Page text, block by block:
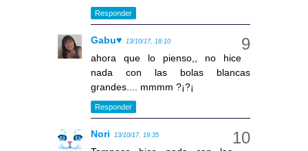
Responder
Gabu♥ 13/10/17, 18:10
ahora que lo pienso,, no hice
nada con las bolas blancas
grandes.... mmmm ?¡?¡
Responder
Nori 13/10/17, 19:35